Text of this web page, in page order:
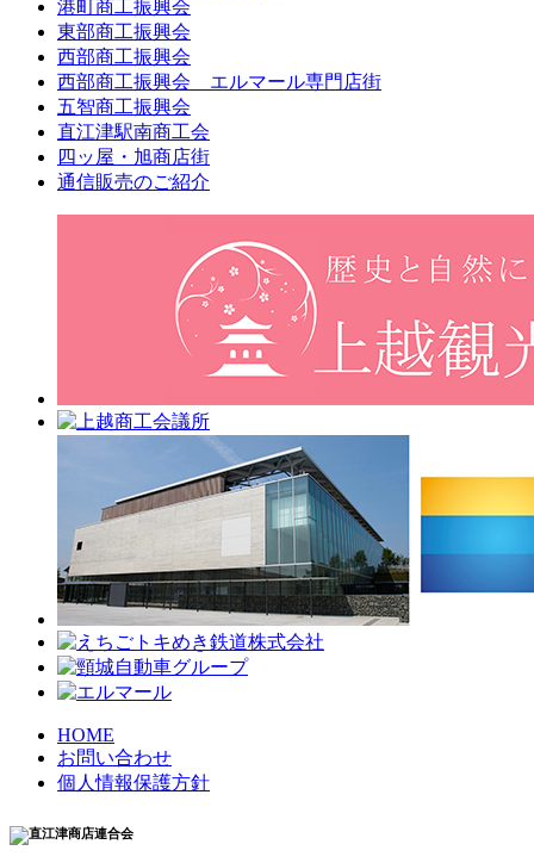
港町商工振興会
東部商工振興会
西部商工振興会
西部商工振興会 エルマール専門店街
五智商工振興会
直江津駅南商工会
四ッ屋・旭商店街
通信販売のご紹介
HOME
お問い合わせ
個人情報保護方針